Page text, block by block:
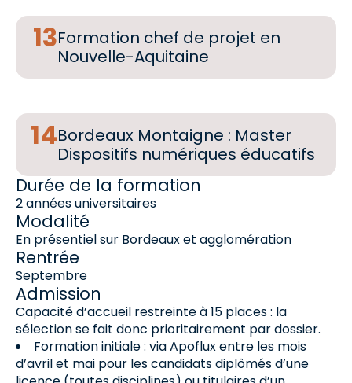
Formation chef de projet en
Nouvelle-Aquitaine
Bordeaux Montaigne : Master
Dispositifs numériques éducatifs
Durée de la formation
2 années universitaires
Modalité
En présentiel sur Bordeaux et agglomération
Rentrée
Septembre
Admission
Capacité d’accueil restreinte à 15 places : la
sélection se fait donc prioritairement par dossier.
Formation initiale : via Apoflux entre les mois
d’avril et mai pour les candidats diplômés d’une